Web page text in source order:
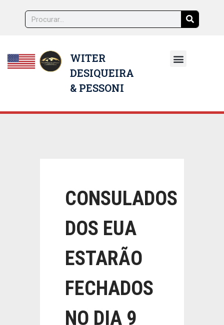
WITER
DESIQUEIRA
& PESSONI
CONSULADOS
DOS EUA
ESTARÃO
FECHADOS
NO DIA 9